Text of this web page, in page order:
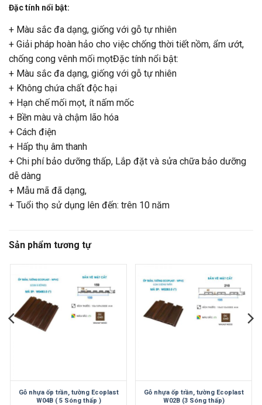
Đặc tính nổi bật:
+ Màu sắc đa dạng, giống với gỗ tự nhiên
+ Giải pháp hoàn hảo cho việc chống thời tiết nồm, ẩm ướt,
chống cong vênh mối mọtĐặc tính nổi bật:
+ Màu sắc đa dạng, giống với gỗ tự nhiên
+ Không chứa chất độc hại
+ Hạn chế mối mọt, ít nấm mốc
+ Bền màu và chậm lão hóa
+ Cách điện
+ Hấp thụ âm thanh
+ Chi phí bảo dưỡng thấp, Lắp đặt và sửa chữa bảo dưỡng
dễ dàng
+ Mẫu mã đã dạng,
+ Tuổi thọ sử dụng lên đến: trên 10 năm
Sản phẩm tương tự
Gỗ nhựa ốp trần, tường Ecoplast
W04B ( 5 Sóng thấp )
Gỗ nhựa ốp trần, tường Ecoplast
W02B (3 Sóng thấp)